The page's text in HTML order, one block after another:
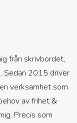
från skrivbordet,
Sedan 2015 driver
verksamhet som
av frihet &
Precis som